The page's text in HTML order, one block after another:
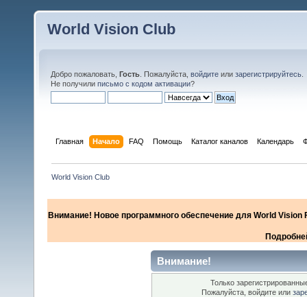
World Vision Club
Добро пожаловать, Гость . Пожалуйста, войдите или зарегистрируйтесь
Не получили письмо с кодом активации?
Главная Начало FAQ Помощь Каталог каналов Календарь
World Vision Club
Внимание! Новое программного обеспечение для World
Внимание!
Только
Пожалуйста, войдите или